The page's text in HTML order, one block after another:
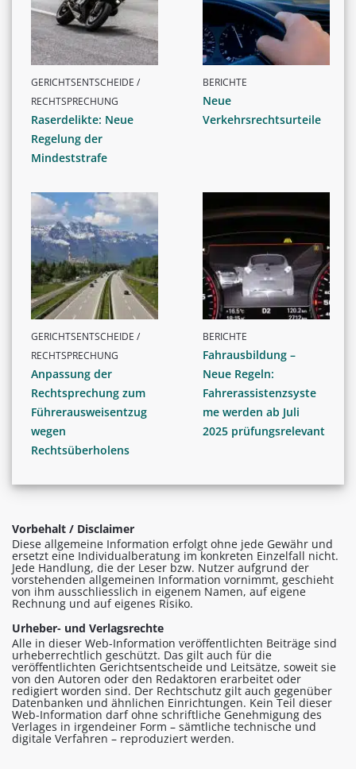
GERICHTSENTSCHEIDE /
RECHTSPRECHUNG
Raserdelikte: Neue
Regelung der
Mindeststrafe
BERICHTE
Neue
Verkehrsrechtsurteile
GERICHTSENTSCHEIDE /
RECHTSPRECHUNG
Anpassung der
Rechtsprechung zum
Führerausweisentzug
wegen
Rechtsüberholens
BERICHTE
Fahrausbildung –
Neue Regeln:
Fahrerassistenzsyste
me werden ab Juli
2025 prüfungsrelevant
Vorbehalt / Disclaimer
Diese allgemeine Information erfolgt ohne jede Gewähr und
ersetzt eine Individualberatung im konkreten Einzelfall nicht.
Jede Handlung, die der Leser bzw. Nutzer aufgrund der
vorstehenden allgemeinen Information vornimmt, geschieht
von ihm ausschliesslich in eigenem Namen, auf eigene
Rechnung und auf eigenes Risiko.
Urheber- und Verlagsrechte
Alle in dieser Web-Information veröffentlichten Beiträge sind
urheberrechtlich geschützt. Das gilt auch für die
veröffentlichten Gerichtsentscheide und Leitsätze, soweit sie
von den Autoren oder den Redaktoren erarbeitet oder
redigiert worden sind. Der Rechtschutz gilt auch gegenüber
Datenbanken und ähnlichen Einrichtungen. Kein Teil dieser
Web-Information darf ohne schriftliche Genehmigung des
Verlages in irgendeiner Form – sämtliche technische und
digitale Verfahren – reproduziert werden.